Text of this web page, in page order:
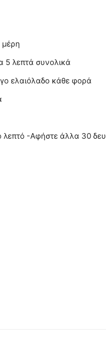
μέρη
5 λεπτά συνολικά
ελαιόλαδο κάθε φορά
λεπτό -Αφήστε άλλα 30